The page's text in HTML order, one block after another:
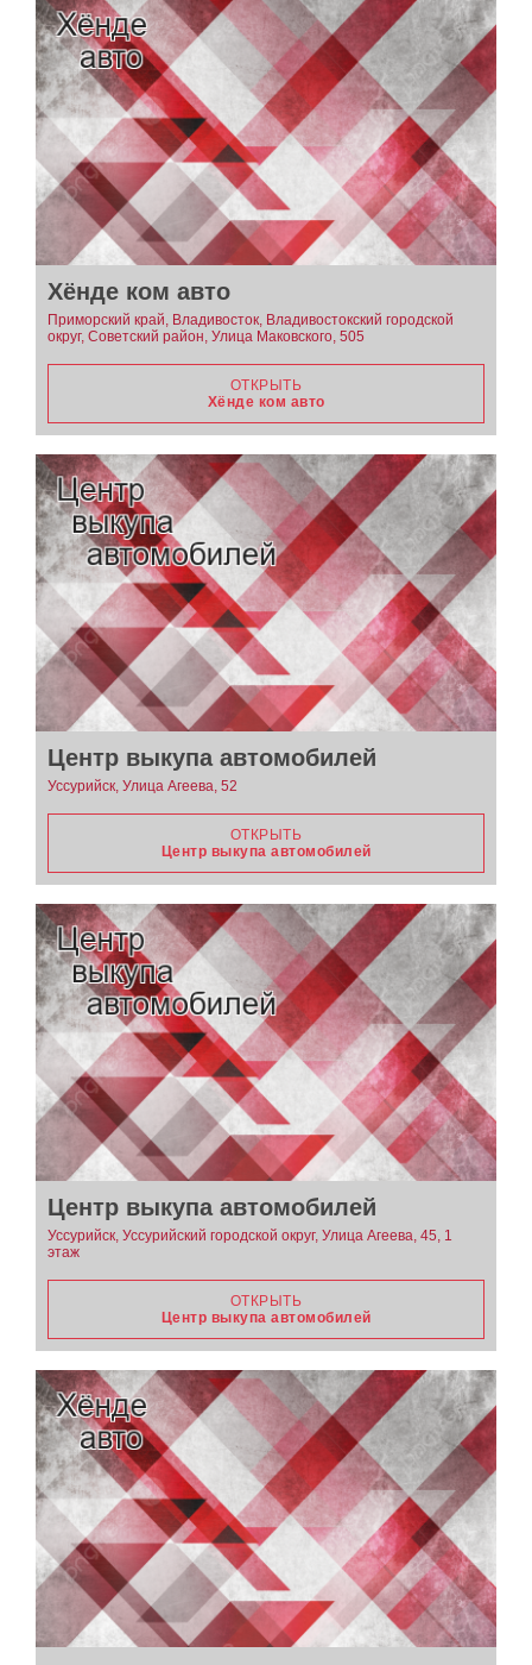
Хёнде ком авто
Приморский край, Владивосток, Владивостокский городской
округ, Советский район, Улица Маковского, 505
ОТКРЫТЬ
Хёнде ком авто
Центр выкупа автомобилей
Уссурийск, Улица Агеева, 52
ОТКРЫТЬ
Центр выкупа автомобилей
Центр выкупа автомобилей
Уссурийск, Уссурийский городской округ, Улица Агеева, 45, 1
этаж
ОТКРЫТЬ
Центр выкупа автомобилей